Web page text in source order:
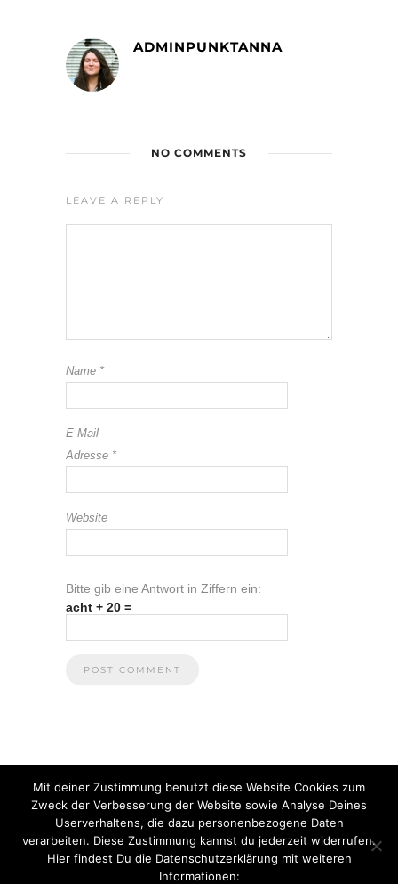
ADMINPUNKTANNA
NO COMMENTS
LEAVE A REPLY
Name *
E-Mail-
Adresse *
Website
Bitte gib eine Antwort in Ziffern ein:
acht + 20 =
Mit deiner Zustimmung benutzt diese Website Cookies zum
Zweck der Verbesserung der Website sowie Analyse Deines
Userverhaltens, die dazu personenbezogene Daten
verarbeiten. Diese Zustimmung kannst du jederzeit widerrufen.
Hier findest Du die Datenschutzerklärung mit weiteren
Informationen: